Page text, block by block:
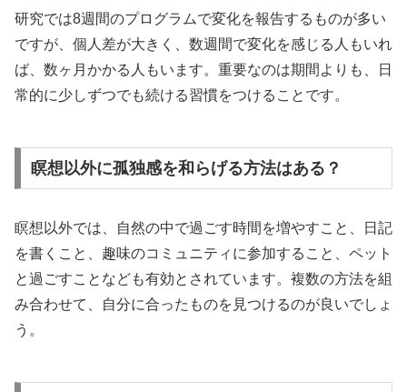
研究では8週間のプログラムで変化を報告するものが多い
ですが、個人差が大きく、数週間で変化を感じる人もいれ
ば、数ヶ月かかる人もいます。重要なのは期間よりも、日
常的に少しずつでも続ける習慣をつけることです。
瞑想以外に孤独感を和らげる方法はある？
瞑想以外では、自然の中で過ごす時間を増やすこと、日記
を書くこと、趣味のコミュニティに参加すること、ペット
と過ごすことなども有効とされています。複数の方法を組
み合わせて、自分に合ったものを見つけるのが良いでしょ
う。